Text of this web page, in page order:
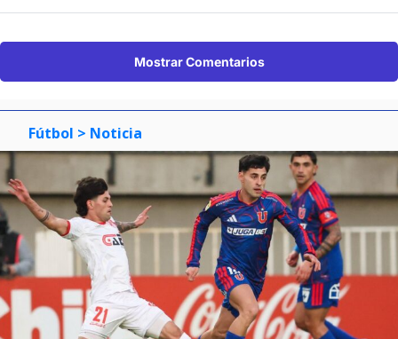
Mostrar Comentarios
Fútbol > Noticia